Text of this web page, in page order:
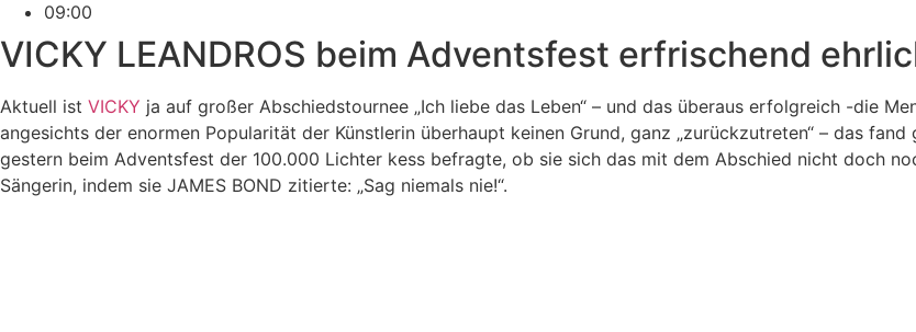
09:00
VICKY LEANDROS beim Adventsfest erfrischend
Aktuell ist VICKY ja auf großer Abschiedstournee „Ich liebe das Leben“ – und das überaus erfolgreich -die
angesichts der enormen Popularität der Künstlerin überhaupt keinen Grund, ganz „zurückzutreten“ – das fand
gestern beim Adventsfest der 100.000 Lichter kess befragte, ob sie sich das mit dem Abschied nicht doch
Sängerin, indem sie JAMES BOND zitierte: „Sag niemals nie!“.